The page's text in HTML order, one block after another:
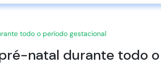
todo o período gestacional
natal durante todo